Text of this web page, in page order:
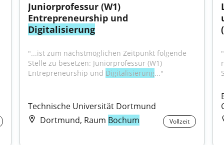
Juniorprofessur (W1)
Digitalisierung
"...ist zum nächstmöglichen Zeitpunkt folgende
Stelle zu besetzen: Juniorprofessur (W1)
Entrepreneurship und Digitalisierung..."
Technische Universität Dortmund
Dortmund, Raum Bochum Vollzeit